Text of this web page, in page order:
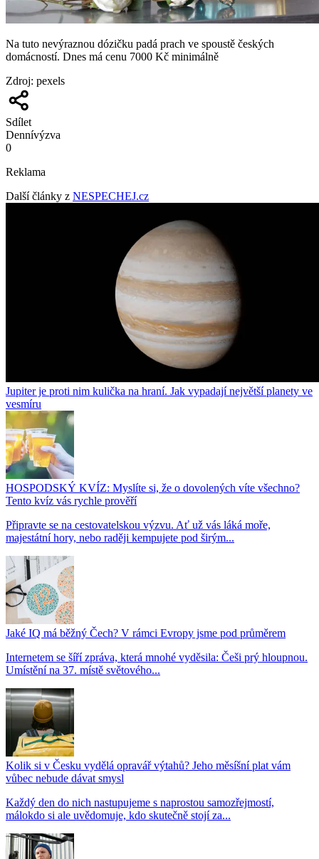
Na tuto nevýraznou dózičku padá prach ve spoustě českých
domácností. Dnes má cenu 7000 Kč minimálně
Zdroj: pexels
Sdílet
Dennívýzva
0
Reklama
Další články z NESPECHEJ.cz
Jupiter je proti nim kulička na hraní. Jak vypadají největší planety ve
vesmíru
HOSPODSKÝ KVÍZ: Myslíte si, že o dovolených víte všechno?
Tento kvíz vás rychle prověří
Připravte se na cestovatelskou výzvu. Ať už vás láká moře,
majestátní hory, nebo raději kempujete pod širým...
Jaké IQ má běžný Čech? V rámci Evropy jsme pod průměrem
Internetem se šíří zpráva, která mnohé vyděsila: Češi prý hloupnou.
Umístění na 37. místě světového...
Kolik si v Česku vydělá opravář výtahů? Jeho měsíšní plat vám
vůbec nebude dávat smysl
Každý den do nich nastupujeme s naprostou samozřejmostí,
málokdo si ale uvědomuje, kdo skutečně stojí za...